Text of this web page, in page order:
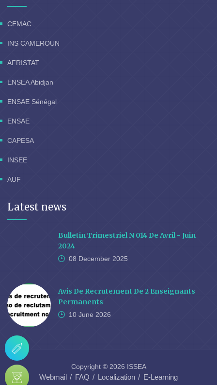
CEMAC
INS CAMEROUN
AFRISTAT
ENSEA Abidjan
ENSAE Sénégal
ENSAE
CAPESA
INSEE
AUF
Latest news
Bulletin Trimestriel N 014 De Avril - Juin
2024
08 December 2025
Avis De Recrutement De 2 Enseignants
Permanents
10 June 2026
Copyright © 2026 ISSEA
Webmail FAQ Localization E-Learning